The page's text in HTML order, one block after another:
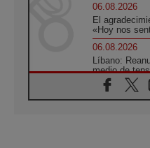
06.08.2026
El
«Hoy nos
06.08.2026
Líbano:
medio de
país
06.08.2026